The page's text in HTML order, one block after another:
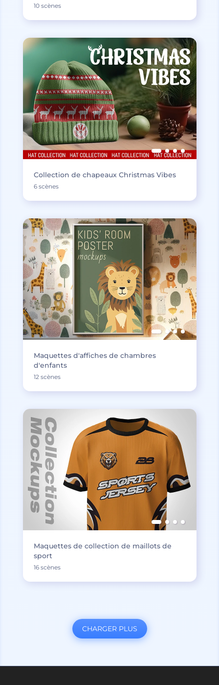
10 scènes
Collection de chapeaux Christmas Vibes
6 scènes
Maquettes d'affiches de chambres
d'enfants
12 scènes
Maquettes de collection de maillots de
sport
16 scènes
CHARGER PLUS